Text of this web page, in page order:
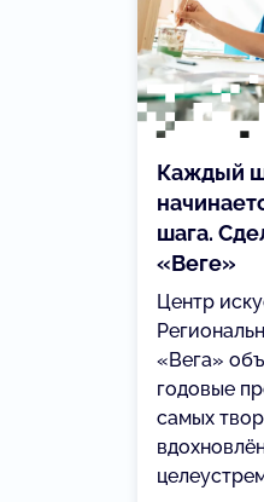
Каждый
шага.
«Веге»
Центр
«Вега»
годовые
самых